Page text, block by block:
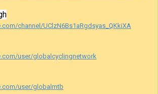
channel/UClzN6Bs1aRgdsyas_QKkiXA
user/globalcyclingnetwork
user/globalmtb